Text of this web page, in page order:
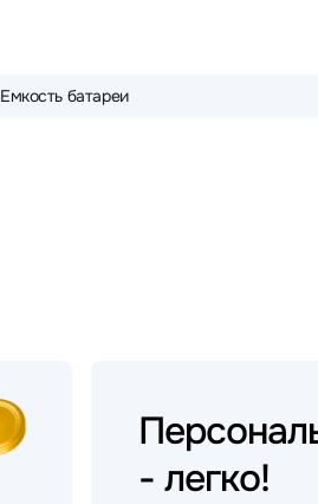
Емкость батареи
- легко!